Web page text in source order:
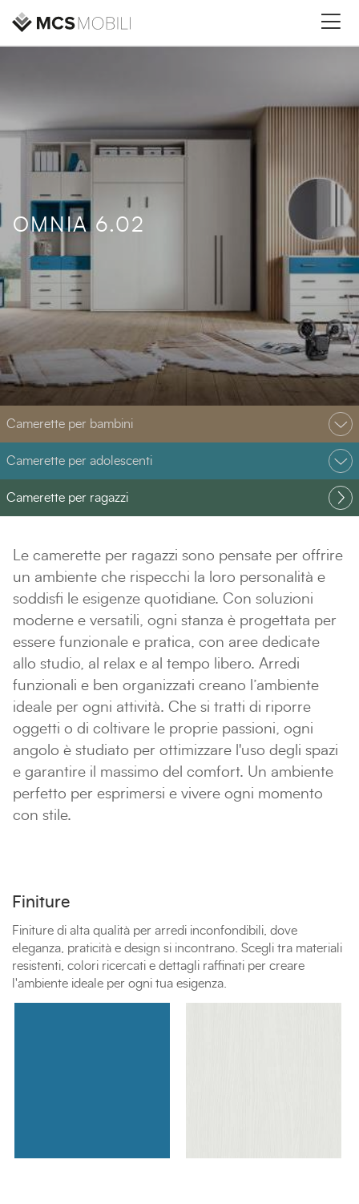
OMNIA 6.02
Camerette per bambini
Camerette per adolescenti
Camerette per ragazzi
Le camerette per ragazzi sono pensate per offrire
un ambiente che rispecchi la loro personalità e
soddisfi le esigenze quotidiane. Con soluzioni
moderne e versatili, ogni stanza è progettata per
essere funzionale e pratica, con aree dedicate
allo studio, al relax e al tempo libero. Arredi
funzionali e ben organizzati creano l’ambiente
ideale per ogni attività. Che si tratti di riporre
oggetti o di coltivare le proprie passioni, ogni
angolo è studiato per ottimizzare l'uso degli spazi
e garantire il massimo del comfort. Un ambiente
perfetto per esprimersi e vivere ogni momento
con stile.
Finiture
Finiture di alta qualità per arredi inconfondibili, dove
eleganza, praticità e design si incontrano. Scegli tra materiali
resistenti, colori ricercati e dettagli raffinati per creare
l'ambiente ideale per ogni tua esigenza.